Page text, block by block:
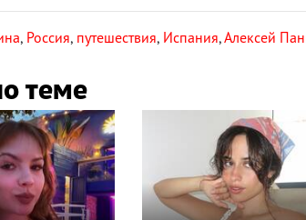
, Россия, путешествия, Испания,Алексей
теме